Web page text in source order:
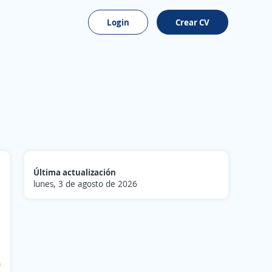
Login Crear CV
Última actualización
lunes, 3 de agosto de 2026